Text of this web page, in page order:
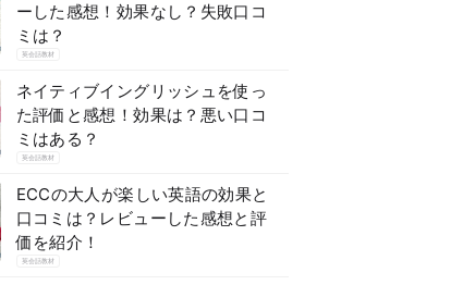
ーした感想！効果なし？失敗口コ
ミは？
英会話教材
ネイティブイングリッシュを使っ
た評価と感想！効果は？悪い口コ
ミはある？
英会話教材
ECCの大人が楽しい英語の効果と
口コミは？レビューした感想と評
価を紹介！
英会話教材